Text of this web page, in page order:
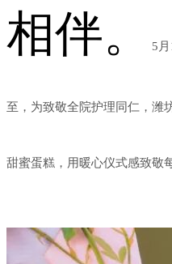
相伴。
5
至，为致敬全院护理同仁，潍
甜蜜蛋糕，用暖心仪式感致敬